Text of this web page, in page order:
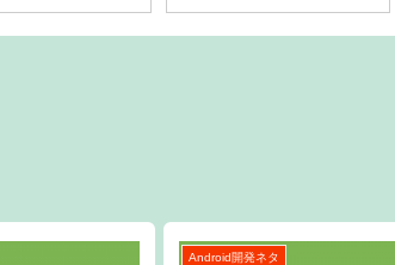
Android開発ネタ